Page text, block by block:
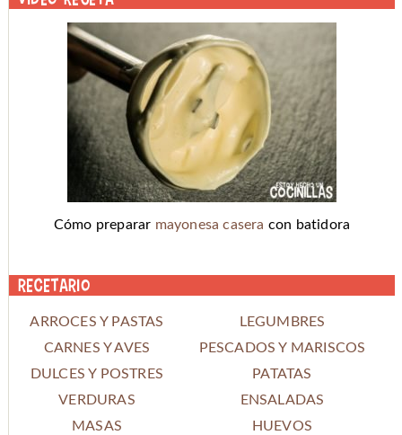
Cómo preparar mayonesa casera con batidora
Recetario
ARROCES Y PASTAS
LEGUMBRES
CARNES Y AVES
PESCADOS Y MARISCOS
DULCES Y POSTRES
PATATAS
VERDURAS
ENSALADAS
MASAS
HUEVOS